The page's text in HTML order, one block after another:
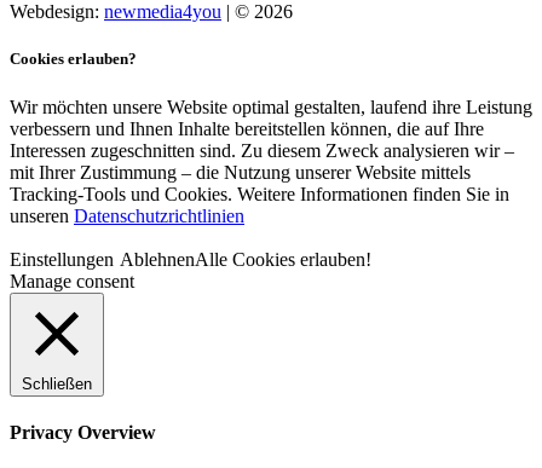
Webdesign: newmedia4you | © 2026
Cookies erlauben?
Wir möchten unsere Website optimal gestalten, laufend ihre Leistung
verbessern und Ihnen Inhalte bereitstellen können, die auf Ihre
Interessen zugeschnitten sind. Zu diesem Zweck analysieren wir –
mit Ihrer Zustimmung – die Nutzung unserer Website mittels
Tracking-Tools und Cookies. Weitere Informationen finden Sie in
unseren Datenschutzrichtlinien
Einstellungen AblehnenAlle Cookies erlauben!
Manage consent
Schließen
Privacy Overview